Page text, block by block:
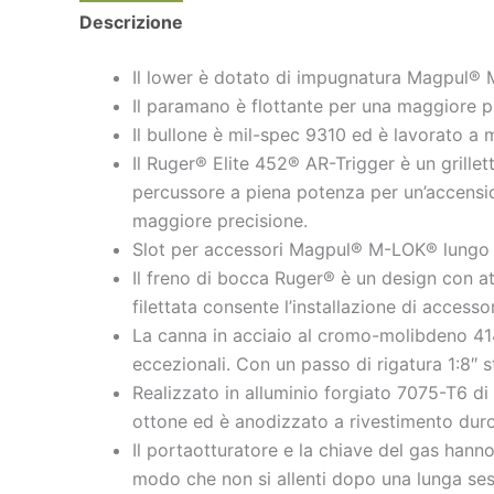
Descrizione
Il lower è dotato di impugnatura Magpul®
Il paramano è flottante per una maggiore
Il bullone è mil-spec 9310 ed è lavorato a
Il Ruger® Elite 452® AR-Trigger è un
percussore a piena potenza per
maggiore precisione.
Slot per accessori Magpul® M-LOK®
Il freno di bocca Ruger® è un design con
filettata consente l’installazione di
La canna in acciaio al cromo-molibdeno
eccezionali. Con un passo di rigatura
Realizzato in alluminio forgiato 7075-T6
ottone ed è anodizzato a rivestimento
Il portaotturatore e la chiave del gas
modo che non si allenti dopo una lunga